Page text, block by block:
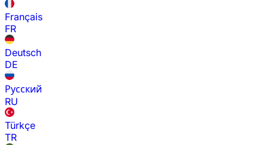
Français
FR
Deutsch
DE
Русский
RU
Türkçe
TR